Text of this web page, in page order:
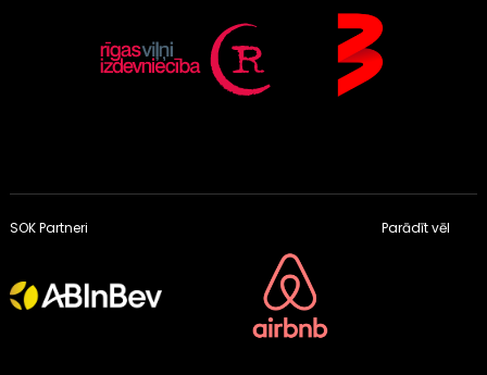
SOK Partneri Parādīt vēl